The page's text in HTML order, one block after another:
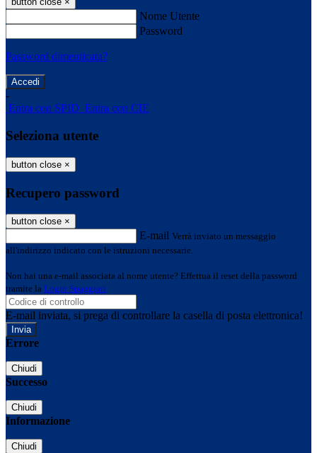
Nome Utente
Password
Password dimenticata?
-
Entra con SPID Entra con CIE
Seleziona utente
button close ×
Recupero password
button close ×
E-mail Verrà inviato un messaggio
all'indirizzo indicato con le istruzioni necessarie.
Non hai una e-mail associata al nome utente? Effettua il reset della password
tramite la Login Spaggiari
E-mail inviata, si prega di controllare la casella di posta elettronica!
Errore
Chiudi
Successo
Chiudi
Informazione
Chiudi